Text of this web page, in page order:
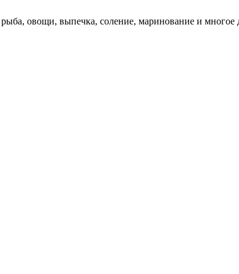
овощи, выпечка, соление, маринование и многое